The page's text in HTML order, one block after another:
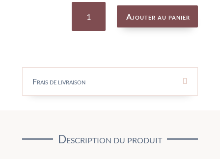
quantité
Doudou
Sauge
trois
-
MOULIN
ROTY
Ajouter au panier
Frais de livraison
Description du produit